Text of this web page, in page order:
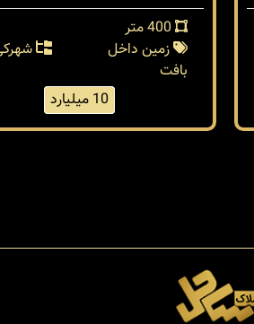
زمین داخل
بافت
10 میلیارد